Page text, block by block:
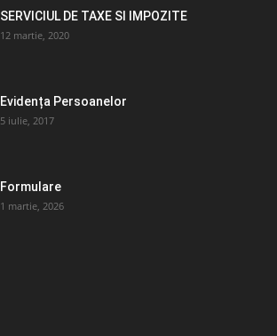
SERVICIUL DE TAXE SI IMPOZITE
12 martie, 2020
Evidența Persoanelor
5 iulie, 2017
Formulare
1 martie, 2026